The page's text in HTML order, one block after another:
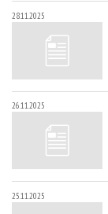
28.11.2025
26.11.2025
25.11.2025